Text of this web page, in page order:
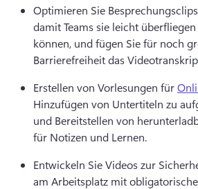
Optimieren Sie
damit Teams sie leicht
können, und fügen Sie für noch
Barrierefreiheit das
Erstellen von Vorlesungen für
Hinzufügen von Untertiteln zu
und Bereitstellen von
für Notizen und Lernen.
Entwickeln Sie Videos zur
am Arbeitsplatz mit